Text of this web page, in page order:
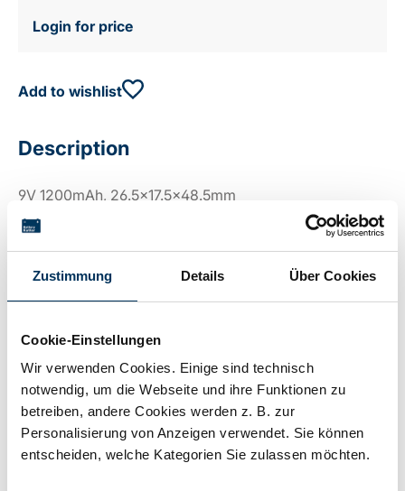
Zustimmung Details Über Cookies
Cookie-Einstellungen
Wir verwenden Cookies. Einige sind technisch
notwendig, um die Webseite und ihre Funktionen zu
betreiben, andere Cookies werden z. B. zur
Personalisierung von Anzeigen verwendet. Sie können
entscheiden, welche Kategorien Sie zulassen möchten.
Login for price
Add to wishlist
Description
9V 1200mAh, 26.5x17.5x48.5mm
Technical details
Voltage: 9V
Capacity: 1,2Ah
Technology: